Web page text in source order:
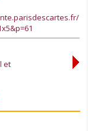
et